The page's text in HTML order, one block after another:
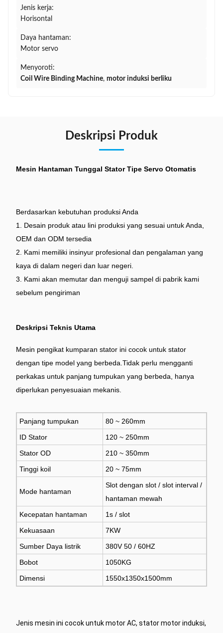
Jenis kerja:
Horisontal
Daya hantaman:
Motor servo
Menyoroti:
Coil Wire Binding Machine, motor induksi berliku
Deskripsi Produk
Mesin Hantaman Tunggal Stator Tipe Servo Otomatis
Berdasarkan kebutuhan produksi Anda
1. Desain produk atau lini produksi yang sesuai untuk Anda,
OEM dan ODM tersedia
2. Kami memiliki insinyur profesional dan pengalaman yang
kaya di dalam negeri dan luar negeri.
3. Kami akan memutar dan menguji sampel di pabrik kami
sebelum pengiriman
Deskripsi Teknis Utama
Mesin pengikat kumparan stator ini cocok untuk stator
dengan tipe model yang berbeda.Tidak perlu mengganti
perkakas untuk panjang tumpukan yang berbeda, hanya
diperlukan penyesuaian mekanis.
Panjang tumpukan
80 ~ 260mm
ID Stator
120 ~ 250mm
Stator OD
210 ~ 350mm
Tinggi koil
20 ~ 75mm
Mode hantaman
Slot dengan slot / slot interval /
hantaman mewah
Kecepatan hantaman
1s / slot
Kekuasaan
7KW
Sumber Daya listrik
380V 50 / 60HZ
Bobot
1050KG
Dimensi
1550x1350x1500mm
Jenis mesin ini cocok untuk motor AC, stator motor induksi,